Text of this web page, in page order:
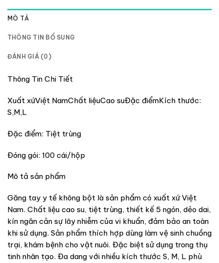
MÔ TẢ
THÔNG TIN BỔ SUNG
ĐÁNH GIÁ (0)
Thông Tin Chi Tiết
Xuất xứViệt NamChất liệuCao suĐặc điểmKích thước:
S,M,L
Đặc điểm: Tiệt trùng
Đóng gói: 100 cái/hộp
Mô tả sản phẩm
Găng tay y tế không bột là sản phẩm có xuất xứ Việt
Nam. Chất liệu cao su, tiệt trùng, thiết kế 5 ngón, dẻo dai,
kín ngăn cản sự lây nhiễm của vi khuẩn, đảm bảo an toàn
khi sử dụng. Sản phẩm thích hợp dùng làm vệ sinh chuồng
trại, khám bệnh cho vật nuôi. Đặc biệt sử dụng trong thụ
tinh nhân tạo. Đa dang với nhiều kích thước S, M, L phù